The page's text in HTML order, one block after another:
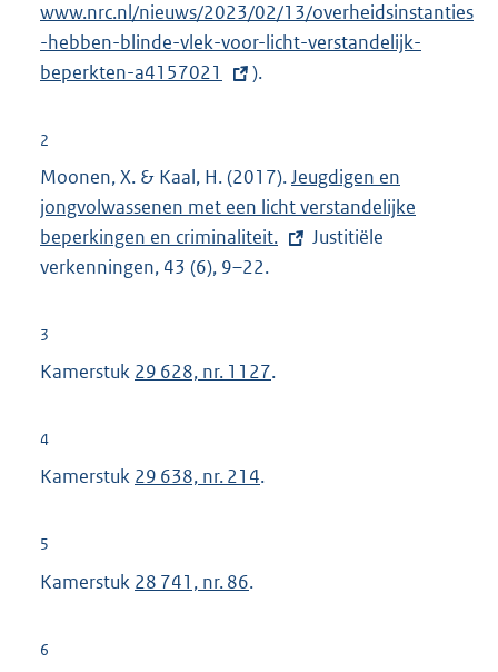
x
www.nrc.nl/nieuws/2023/02/13/overheidsinstanties
-hebben-blinde-vlek-voor-licht-verstandelijk-
beperkten-a4157021
).
2
Moonen, X. & Kaal, H. (2017).E
x
t
Jeugdigen en
jongvolwassenen met een licht verstandelijke
beperkingen en criminaliteit.
Justitiële
verkenningen, 43 (6), 9–22.
3
Kamerstuk 29 628, nr. 1127.
4
Kamerstuk 29 638, nr. 214.
5
Kamerstuk 28 741, nr. 86.
6